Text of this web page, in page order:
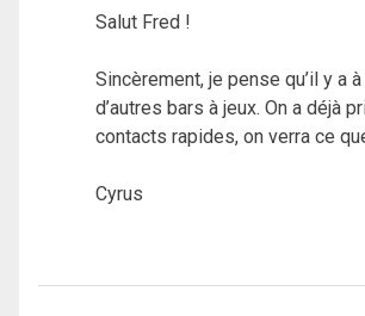
Salut Fred !
Sincèrement, je pense qu’il y a
d’autres bars à jeux. On a déjà
contacts rapides, on verra ce
Cyrus